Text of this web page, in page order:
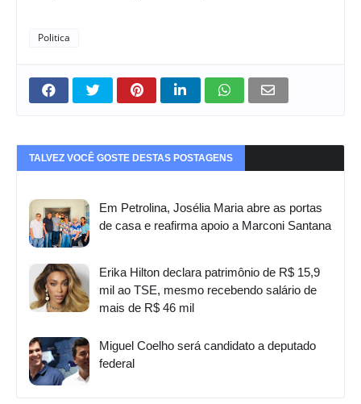
Politica
TALVEZ VOCÊ GOSTE DESTAS POSTAGENS
Em Petrolina, Josélia Maria abre as portas
de casa e reafirma apoio a Marconi Santana
Erika Hilton declara patrimônio de R$ 15,9
mil ao TSE, mesmo recebendo salário de
mais de R$ 46 mil
Miguel Coelho será candidato a deputado
federal